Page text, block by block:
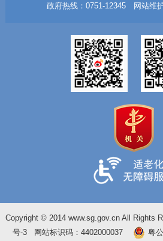
政府热线：0751-12345 网站维
Copyright © 2014 www.sg.gov.cn All
号-3网站标识码：4402000037 粤